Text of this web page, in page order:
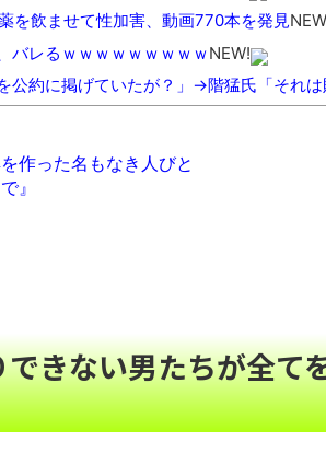
を飲ませて性加害、動画770本を発見
バレるｗｗｗｗｗｗｗｗｗNEW!
公約に掲げていたが？」→階猛氏「それは
国で売っている目覚まし時計のデザイン
画、謎にバイク批判派が湧いてきて終わ
渡した結果ｗｗｗｗｗ
うがどうでもいいじゃないですかNEW!
ォントの使用料が年間6万から年間320万
本の避難所って10年前と同レベルなの(ド
作った名もなき人びと
』
きない男たちが全て